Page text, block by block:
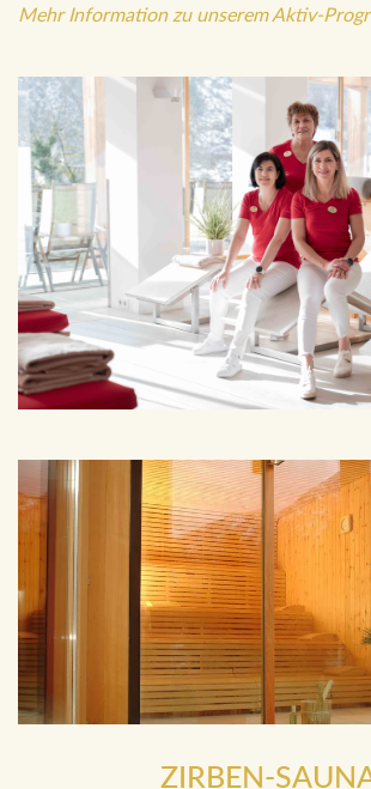
Mehr Information zu unserem Aktiv-
ZIRBEN-